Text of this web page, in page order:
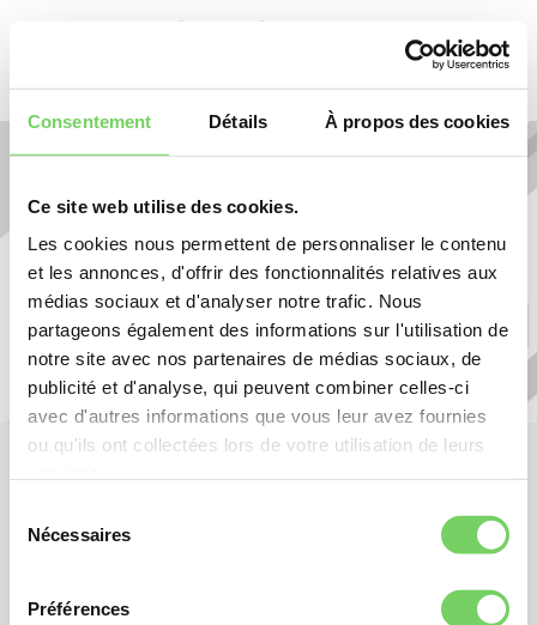
Consentement Détails À propos des cookies
Ce site web utilise des cookies.
Les cookies nous permettent de personnaliser le contenu
et les annonces, d'offrir des fonctionnalités relatives aux
médias sociaux et d'analyser notre trafic. Nous
partageons également des informations sur l'utilisation de
notre site avec nos partenaires de médias sociaux, de
publicité et d'analyse, qui peuvent combiner celles-ci
avec d'autres informations que vous leur avez fournies
ou qu'ils ont collectées lors de votre utilisation de leurs
conserver en cochant/décochant les cases ci-dessous.
Vous pourrez ensuite modifier ce choix à tout moment,
en accédant à ce module depuis le bas de la page, en
cliquant sur « Gérer les cookies »
Nécessaires
Préférences
LAUREAT03